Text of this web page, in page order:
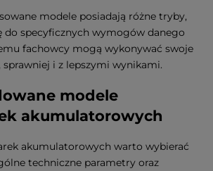
modele posiadają różne tryby,
do specyficznych wymogów danego
fachowcy mogą wykonywać swoje
sprawniej i z lepszymi wynikami.
modele
akumulatorowych
akumulatorowych warto wybierać
techniczne parametry oraz